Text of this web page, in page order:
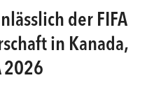
der FIFA
in Kanada,
2026